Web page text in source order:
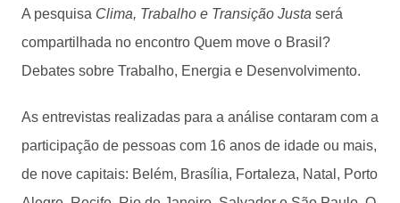
A pesquisa Clima, Trabalho e Transição Justa será
compartilhada no encontro Quem move o Brasil?
Debates sobre Trabalho, Energia e Desenvolvimento.
As entrevistas realizadas para a análise contaram com a
participação de pessoas com 16 anos de idade ou mais,
de nove capitais: Belém, Brasília, Fortaleza, Natal, Porto